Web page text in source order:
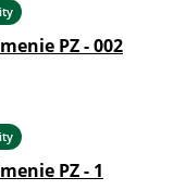
PZ - 002
PZ - 1